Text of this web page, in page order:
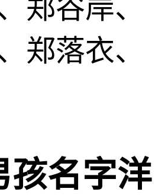
郑谷岸、
郑落衣、
孩名字洋